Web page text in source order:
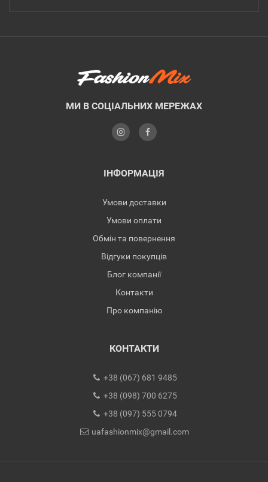
МИ В СОЦІАЛЬНИХ МЕРЕЖАХ
ІНФОРМАЦІЯ
Умови доставки
Умови оплати
Обмін та повернення
Відгуки покупців
Блог компанії
Контакти
Про компанію
КОНТАКТИ
+38 (067) 681 9485
+38 (098) 700 6275
+38 (097) 555 0794
uafashionmix@gmail.com